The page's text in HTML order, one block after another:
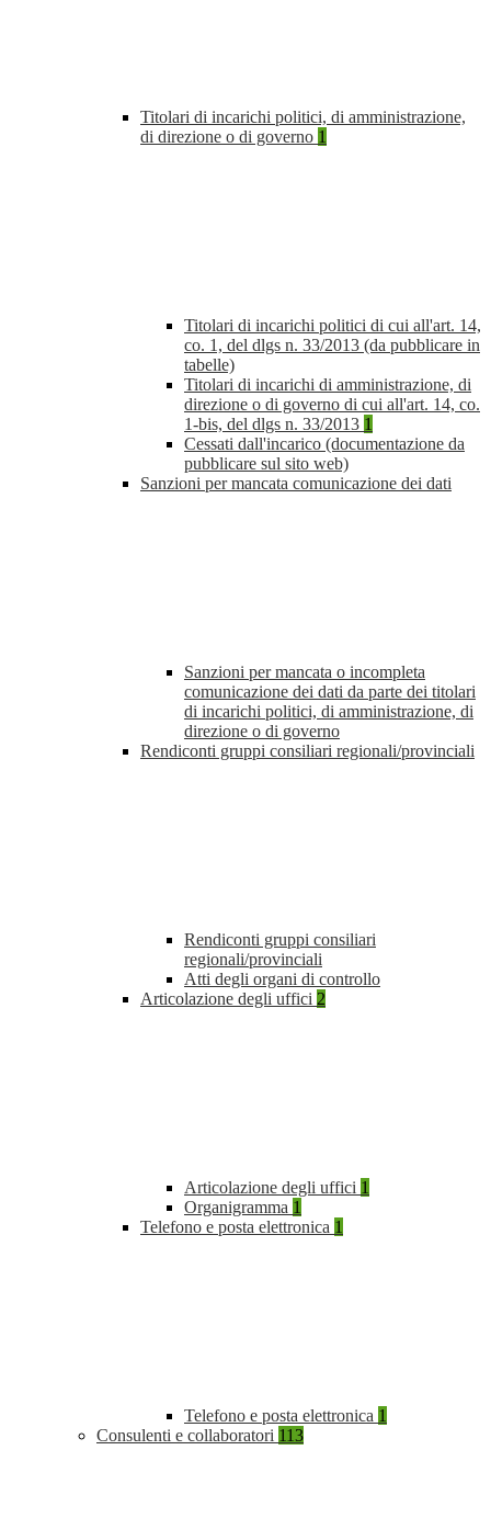
Titolari di incarichi politici, di amministrazione,
di direzione o di governo 1
Titolari di incarichi politici di cui all'art. 14,
co. 1, del dlgs n. 33/2013 (da pubblicare in
tabelle)
Titolari di incarichi di amministrazione, di
direzione o di governo di cui all'art. 14, co.
1-bis, del dlgs n. 33/2013 1
Cessati dall'incarico (documentazione da
pubblicare sul sito web)
Sanzioni per mancata comunicazione dei dati
Sanzioni per mancata o incompleta
comunicazione dei dati da parte dei titolari
di incarichi politici, di amministrazione, di
direzione o di governo
Rendiconti gruppi consiliari regionali/provinciali
Rendiconti gruppi consiliari
regionali/provinciali
Atti degli organi di controllo
Articolazione degli uffici 2
Articolazione degli uffici 1
Organigramma 1
Telefono e posta elettronica 1
Telefono e posta elettronica 1
Consulenti e collaboratori 113